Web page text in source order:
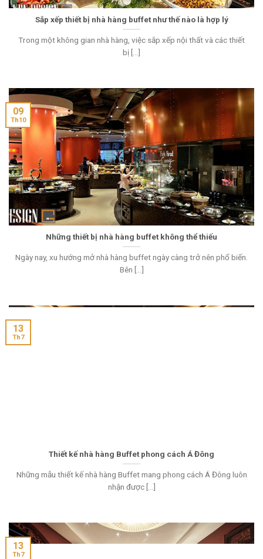
Sắp xếp thiết bị nhà hàng buffet như thế nào là hợp lý
Trong một không gian nhà hàng, việc sắp xếp nội thất và các thiết
bị [...]
Những thiết bị nhà hàng buffet không thể thiếu
Ngày nay, xu hướng mở nhà hàng buffet ngày càng trở nên phổ biến.
Bên [...]
09
Th10
Thiết kế nhà hàng Buffet phong cách Á Đông
Những mẫu thiết kế nhà hàng Buffet mang phong cách Á Đông luôn
nhận được [...]
13
Th7
13
Th7